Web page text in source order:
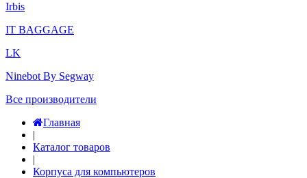
Irbis
IT BAGGAGE
LK
Ninebot By Segway
Все производители
Главная
|
Каталог товаров
|
Корпуса для компьютеров